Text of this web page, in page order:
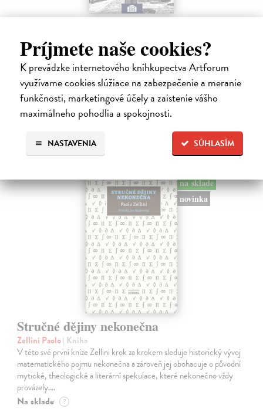
Príjmete naše cookies?
K prevádzke internetového kníhkupectva Artforum
využívame cookies slúžiace na zabezpečenie a meranie
funkčnosti, marketingové účely a zaistenie vášho
maximálneho pohodlia a spokojnosti.
SÚHLASÍM
NASTAVENIA
Tocqueville Alexis de
První český překlad méně známého díla jedné z nejvýznamnějších
osobností evropské politické filosofie 19. století je doplněn obšírnými
komentáři Ivo Budila, Jana Kellera a Gertrudy Himmelfalberové.
Od…
Na sklade ?
6,60 € ?
na sklade
novinka
Stručné dějiny nekonečna
Zellini Paolo| Kniha
V této své první knize Zellini krok za krokem sleduje historický vývoj
matematického pojmu nekonečna a zároveň jej obohacuje o původní
mytické, theologické a literární spekulace, které nekonečno vždy
provázely.…
Na sklade ?